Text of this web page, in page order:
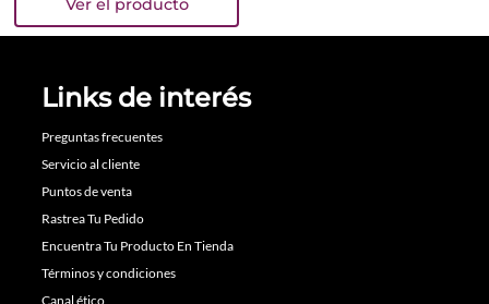
Links de interés
Preguntas frecuentes
Servicio al cliente
Puntos de venta
Rastrea Tu Pedido
Encuentra Tu Producto En Tienda
Términos y condiciones
Canal ético